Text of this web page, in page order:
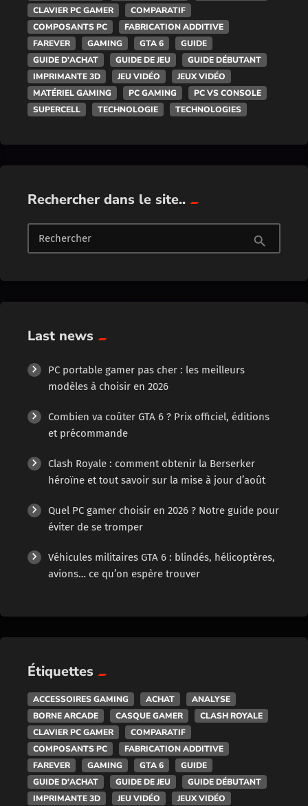
CLAVIER PC GAMER
COMPARATIF
COMPOSANTS PC
FABRICATION ADDITIVE
FAREVER
GAMING GTA 6
GUIDE
GUIDE D'ACHAT
GUIDE DE JEU
GUIDE DÉBUTANT
IMPRIMANTE 3D
JEU VIDÉO
JEUX VIDÉO
MATÉRIEL GAMING
PC GAMING
PC VS CONSOLE
SUPERCELL
TECHNOLOGIE TECHNOLOGIES
Rechercher dans le site..
Rechercher search
Last news
PC portable gamer pas cher : les meilleurs
modèles à choisir en 2026
Combien va coûter GTA 6 ? Prix officiel, éditions
et précommande
Clash Royale : comment obtenir la Berserker
héroïne et tout savoir sur la mise à jour d’août
Quel PC gamer choisir en 2026 ? Notre guide pour
éviter de se tromper
Véhicules militaires GTA 6 : blindés, hélicoptères,
avions… ce qu’on espère trouver
Étiquettes
ACCESSOIRES GAMING ACHAT
ANALYSE
BORNE ARCADE
CASQUE GAMER
CLASH ROYALE
CLAVIER PC GAMER
COMPARATIF
COMPOSANTS PC
FABRICATION ADDITIVE
FAREVER
GAMING GTA 6
GUIDE
GUIDE D'ACHAT
GUIDE DE JEU
GUIDE DÉBUTANT
IMPRIMANTE 3D
JEU VIDÉO
JEUX VIDÉO